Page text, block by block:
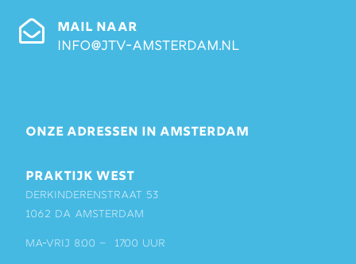
MAIL NAAR
info@jtv-amsterdam.nl
ONZE ADRESSEN IN AMSTERDAM
PRAKTIJK WEST
Derkinderenstraat 53
1062 DA Amsterdam
ma-vrij 8:00 – 17:00 uur